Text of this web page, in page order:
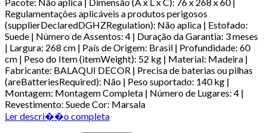
Regulamentações aplicáveis a produtos perigosos
(supplierDeclaredDGHZRegulation): Não aplica | Estofado:
Suede | Número de Assentos: 4 | Duração da Garantia: 3 meses
| Largura: 268 cm | País de Origem: Brasil | Profundidade: 60
cm | Peso do Item (itemWeight): 52 kg | Material: Madeira |
Fabricante: BALAQUI DECOR | Precisa de baterias ou pilhas
(areBatteriesRequired): Não | Peso suportado: 140 kg |
Montagem: Montagem Completa | Número de Lugares: 4 |
Revestimento: Suede Cor: Marsala
Ler descri��o completa